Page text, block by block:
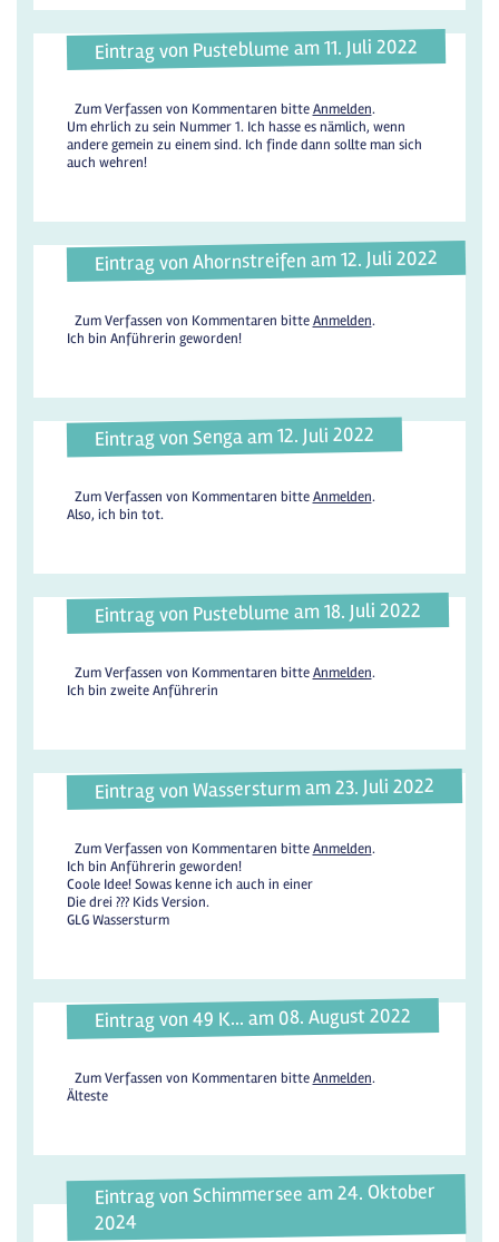
Eintrag von Pusteblume am 11. Juli 2022
Zum Verfassen von Kommentaren bitteAnmelden.
Um ehrlich zu sein Nummer 1. Ich hasse es nämlich, wenn
andere gemein zu einem sind. Ich finde dann sollte man sich
auch wehren!
Eintrag von Ahornstreifen am 12. Juli 2022
Zum Verfassen von Kommentaren bitteAnmelden.
Ich bin Anführerin geworden!
Eintrag von Senga am 12. Juli 2022
Zum Verfassen von Kommentaren bitteAnmelden.
Also, ich bin tot.
Eintrag von Pusteblume am 18. Juli 2022
Zum Verfassen von Kommentaren bitteAnmelden.
Ich bin zweite Anführerin
Eintrag von Wassersturm am 23. Juli 2022
Zum Verfassen von Kommentaren bitteAnmelden.
Ich bin Anführerin geworden!
Coole Idee! Sowas kenne ich auch in einer
Die drei ??? Kids Version.
GLG Wassersturm
Eintrag von 49 K... am 08. August 2022
Zum Verfassen von Kommentaren bitteAnmelden.
Älteste
Eintrag von Schimmersee am 24. Oktober
2024